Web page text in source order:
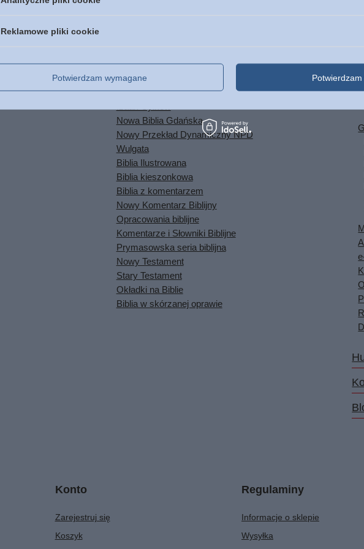
Biblia Nazaretańska
Biblia Obcojęzyczne
Biblie Kolekcjonerskie reprint
Nowa Biblia Gdańska
Nowy Przekład Dynamiczny NPD
Wulgata
Biblia Ilustrowana
Biblia kieszonkowa
Biblia z komentarzem
Nowy Komentarz Biblijny
Opracowania biblijne
Komentarze i Słowniki Biblijne
Prymasowska seria biblijna
Nowy Testament
Stary Testament
Okładki na Biblie
Biblia w skórzanej oprawie
Konto
Zarejestruj się
Koszyk
Regulaminy
Informacje o sklepie
Wysyłka
Reklamowe pliki cookie
Potwierdzam wymagane